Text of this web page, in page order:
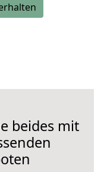
beides mit